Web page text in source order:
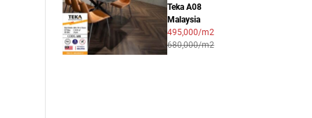
Teka A08
Malaysia
495,000/m2
680,000/m2